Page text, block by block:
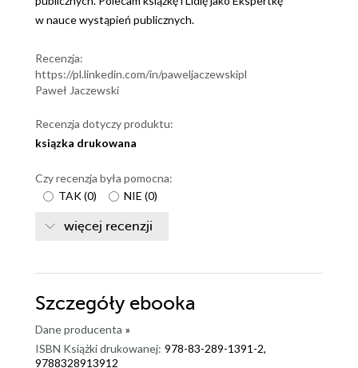
w nauce wystąpień publicznych.
Recenzja:
https://pl.linkedin.com/in/paweljaczewskipl
Paweł Jaczewski
Recenzja dotyczy produktu:
ksiązka drukowana
Czy recenzja była pomocna:
TAK(0) NIE (0)
więcej recenzji
Szczegóły ebooka
Dane producenta »
ISBN Książki drukowanej: 978-83-289-1391-2,
9788328913912